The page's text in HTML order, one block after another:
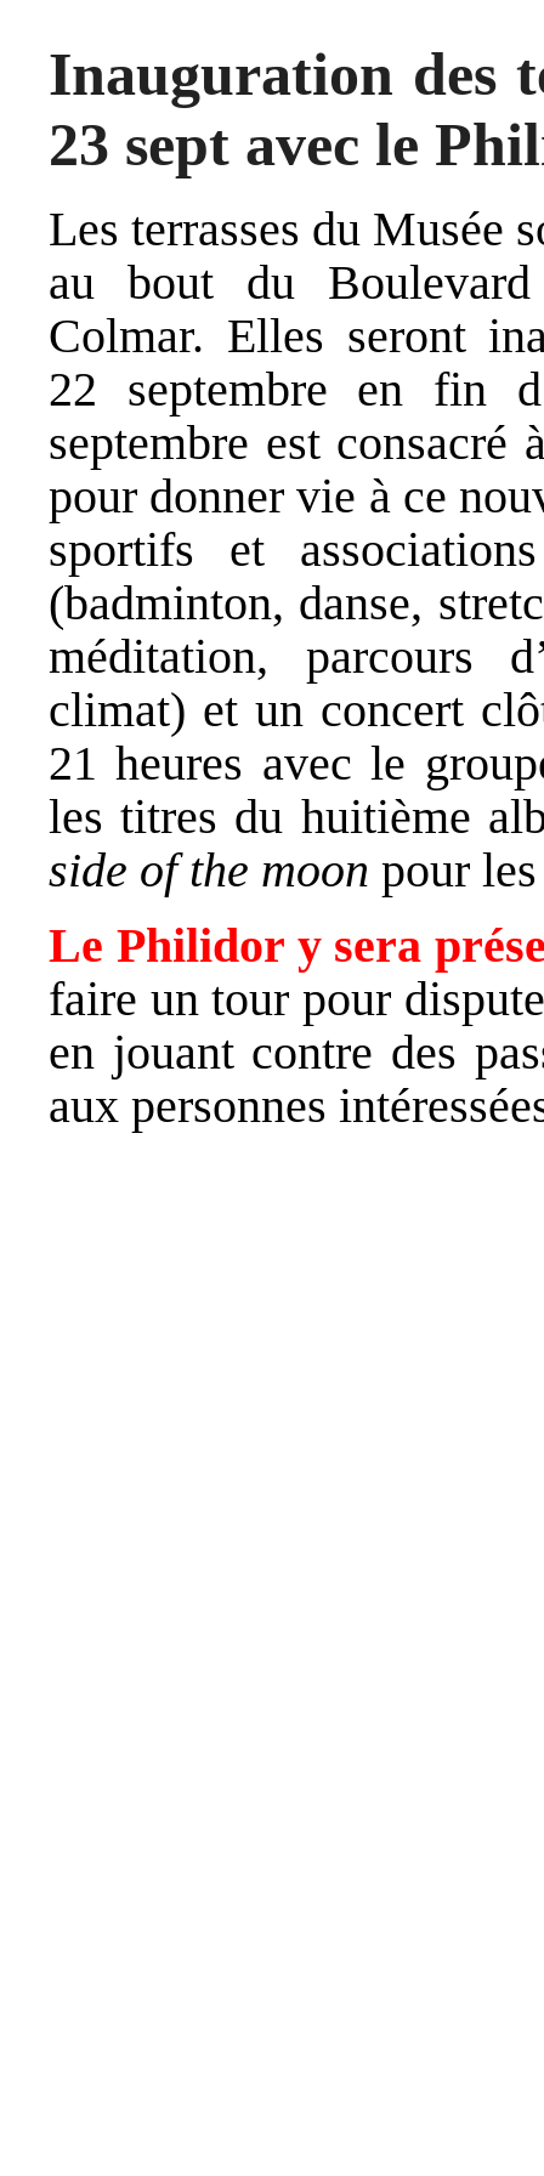
Inauguration des
23 sept avec le
Les terrasses du Musée
au bout du
Colmar. Elles seront
22 septembre en fin
septembre est consacré
pour donner vie à ce
sportifs et
(badminton, danse,
méditation, parcours
climat) et un concert
21 heures avec le
les titres du huitième
side of the moon pour
Le Philidor y sera
faire un tour pour
en jouant contre des
aux personnes